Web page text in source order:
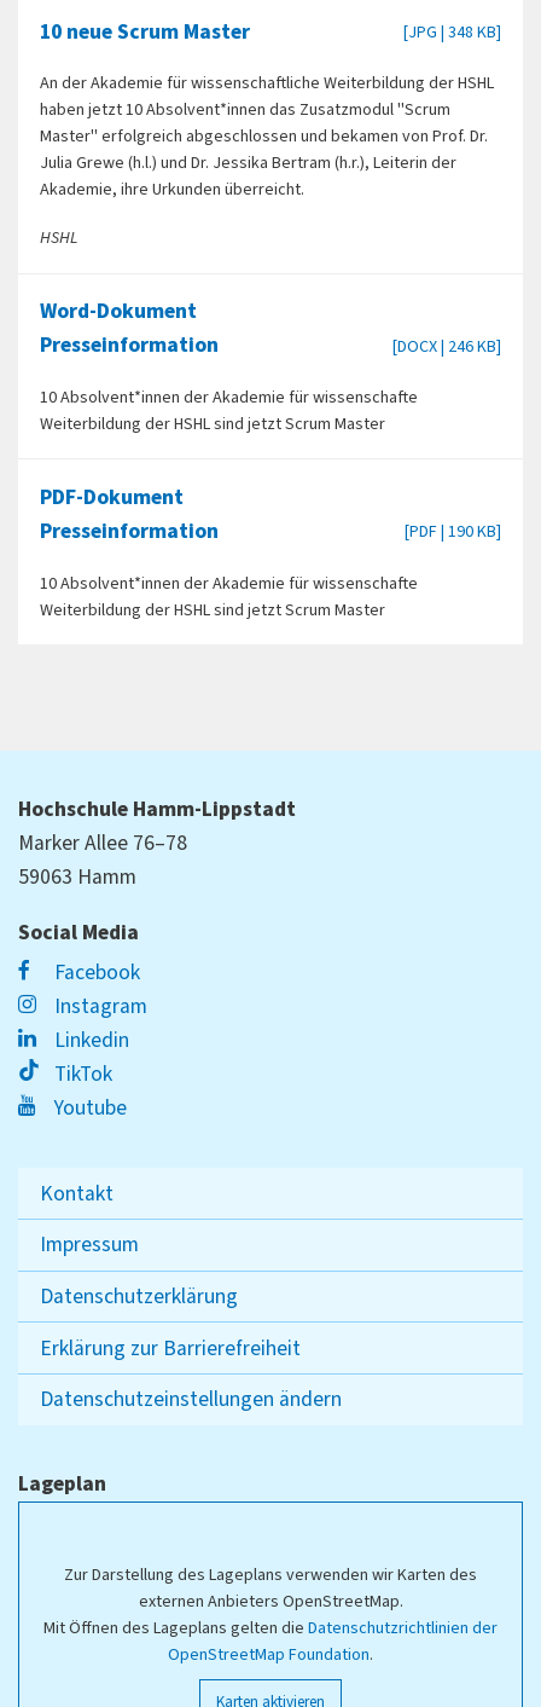
10 neue Scrum Master [JPG | 348 KB]
An der Akademie für wissenschaftliche Weiterbildung der HSHL
haben jetzt 10 Absolvent*innen das Zusatzmodul "Scrum
Master" erfolgreich abgeschlossen und bekamen von Prof. Dr.
Julia Grewe (h.l.) und Dr. Jessika Bertram (h.r.), Leiterin der
Akademie, ihre Urkunden überreicht.
HSHL
Word-Dokument
Presseinformation
[DOCX | 246 KB]
10 Absolvent*innen der Akademie für wissenschafte
Weiterbildung der HSHL sind jetzt Scrum Master
PDF-Dokument
Presseinformation
[PDF | 190 KB]
10 Absolvent*innen der Akademie für wissenschafte
Weiterbildung der HSHL sind jetzt Scrum Master
Hochschule Hamm-Lippstadt
Marker Allee 76–78
59063 Hamm
Social Media
Facebook
Instagram
Linkedin
TikTok
Youtube
Kontakt
Impressum
Datenschutzerklärung
Erklärung zur Barrierefreiheit
Datenschutzeinstellungen ändern
Lageplan
Zur Darstellung des Lageplans verwenden wir Karten des
externen Anbieters OpenStreetMap.
Mit Öffnen des Lageplans gelten die Datenschutzrichtlinien der
OpenStreetMap Foundation.
Karten aktivieren